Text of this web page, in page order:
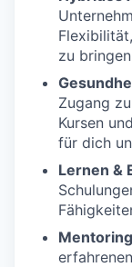
zu
Zugang
Kursen
für dich
Lernen &